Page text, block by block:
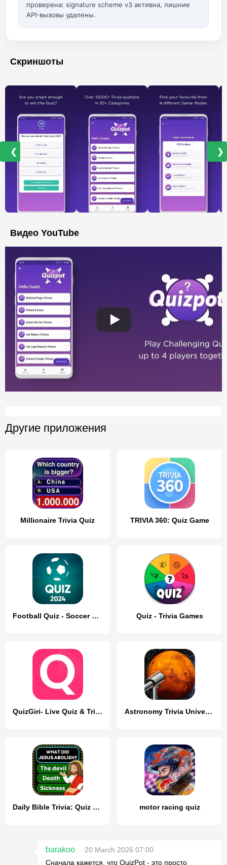
проверена: signature scheme v3 активна, лишние
API-вызовы удалены.
Скриншоты
❮ ❯
Видео YouTube
Другие приложения
Millionaire Trivia Quiz TRIVIA 360: Quiz Game
Football Quiz - Soccer Trivia Quiz - Trivia Games
QuizGiri- Live Quiz & Trivia Astronomy Trivia Universe Quiz
Daily Bible Trivia: Quiz Games motor racing quiz
barakoo
20 March 2026 07:00
Сначала кажется, что QuizPot - это просто